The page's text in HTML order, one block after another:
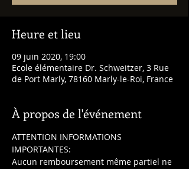
Heure et lieu
09 juin 2020, 19:00
Ecole élémentaire Dr. Schweitzer, 3 Rue
de Port Marly, 78160 Marly-le-Roi, France
À propos de l'événement
ATTENTION INFORMATIONS
IMPORTANTES:
Aucun remboursement même partiel ne